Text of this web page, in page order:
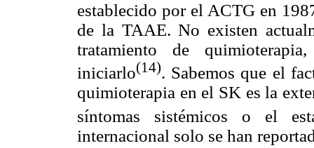
establecido por el ACTG en
de la TAAE. No existen
tratamiento de
iniciarlo(14). Sabemos que el
quimioterapia en el SK es la
síntomas sistémicos o el
internacional solo se han